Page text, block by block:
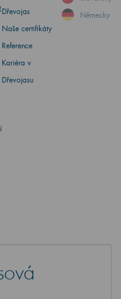
Dřevojas
Naše certifikáty
Reference
Kariéra v
Dřevojasu
Německy